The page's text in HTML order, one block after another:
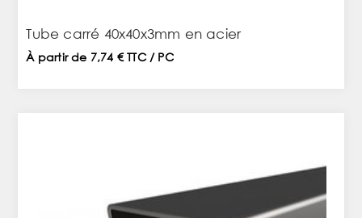
Tube carré 40x40x3mm en acier
À partir de 7,74 € TTC / PC